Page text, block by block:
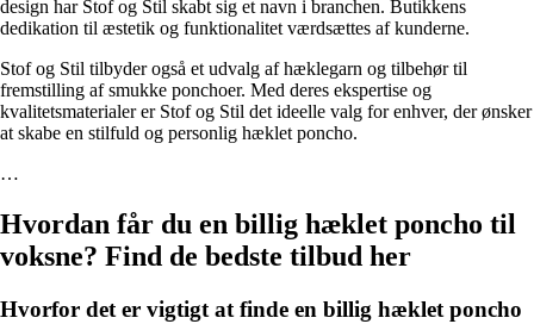
design har Stof og Stil skabt sig et navn i branchen. Butikkens
dedikation til æstetik og funktionalitet værdsættes af kunderne.
Stof og Stil tilbyder også et udvalg af hæklegarn og tilbehør til
fremstilling af smukke ponchoer. Med deres ekspertise og
kvalitetsmaterialer er Stof og Stil det ideelle valg for enhver, der ønsker
at skabe en stilfuld og personlig hæklet poncho.
…
Hvordan får du en billig hæklet poncho til
voksne? Find de bedste tilbud her
Hvorfor det er vigtigt at finde en billig hæklet poncho